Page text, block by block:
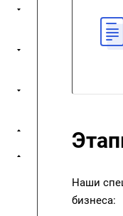
Наши
бизнеса: